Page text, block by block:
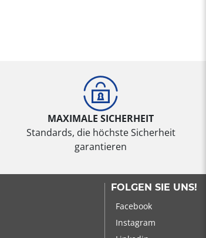
MAXIMALE SICHERHEIT
Standards, die höchste Sicherheit
garantieren
FOLGEN SIE UNS!
Facebook
Instagram